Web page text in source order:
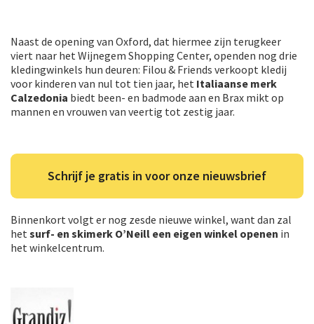
Naast de opening van Oxford, dat hiermee zijn terugkeer
viert naar het Wijnegem Shopping Center, openden nog drie
kledingwinkels hun deuren: Filou & Friends verkoopt kledij
voor kinderen van nul tot tien jaar, het Italiaanse merk
Calzedonia biedt been- en badmode aan en Brax mikt op
mannen en vrouwen van veertig tot zestig jaar.
Schrijf je gratis in voor onze nieuwsbrief
Binnenkort volgt er nog zesde nieuwe winkel, want dan zal
het surf- en skimerk O’Neill een eigen winkel openen in
het winkelcentrum.